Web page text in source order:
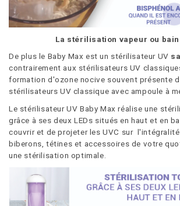
La stérilisation vapeur ou
De plus le Baby Max est un stérilisateur UV
contrairement aux stérilisateurs UV
formation d'ozone nocive souvent présente
stérilisateurs UV classique avec ampoule à
Le stérilisateur UV Baby Max réalise une
grâce à ses deux LEDs situés en haut et en
couvrir et de projeter les UVC sur
biberons, tétines et accessoires de votre
une stérilisation optimale.